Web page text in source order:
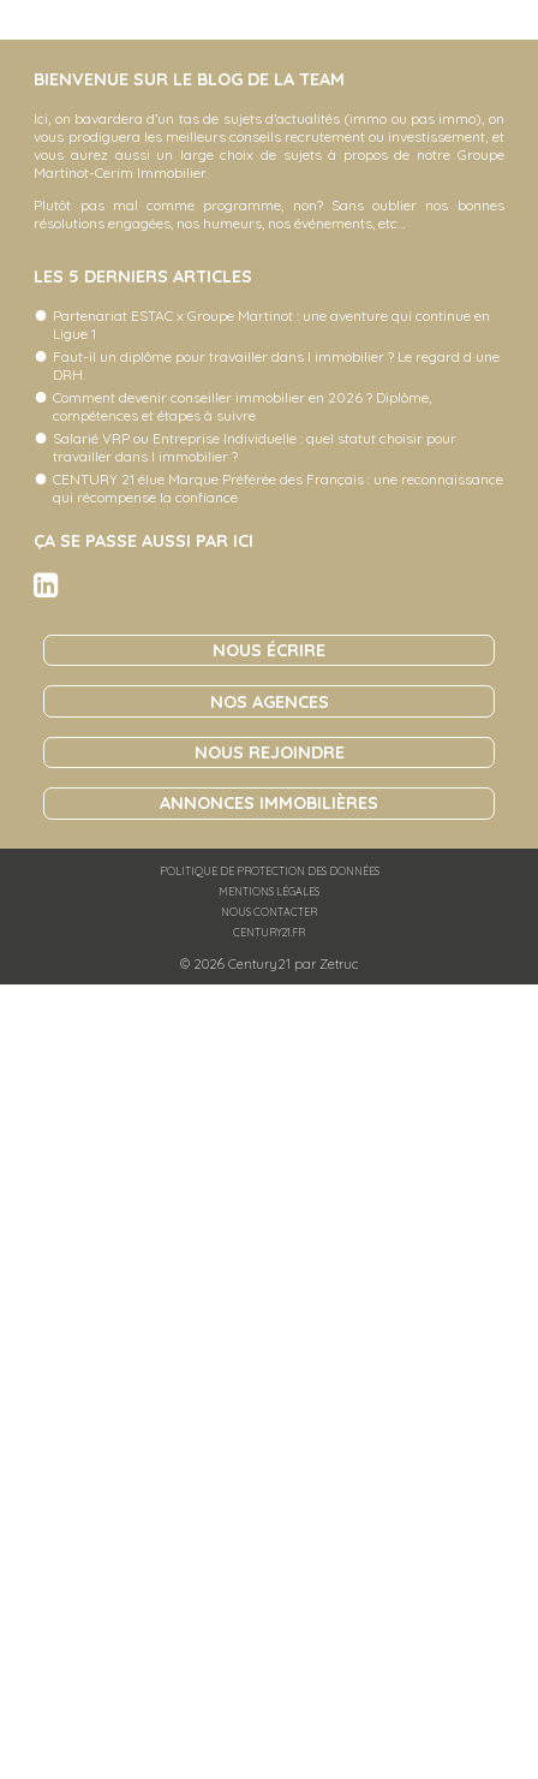
BIENVENUE SUR LE BLOG DE LA TEAM
Ici, on bavardera d’un tas de sujets d’actualités (immo ou pas immo), on
vous prodiguera les meilleurs conseils recrutement ou investissement, et
vous aurez aussi un large choix de sujets à propos de notre Groupe
Martinot-Cerim Immobilier.
Plutôt pas mal comme programme, non? Sans oublier nos bonnes
résolutions engagées, nos humeurs, nos événements, etc…
LES 5 DERNIERS ARTICLES
Partenariat ESTAC x Groupe Martinot : une aventure qui continue en
Ligue 1
Faut-il un diplôme pour travailler dans l immobilier ? Le regard d une
DRH.
Comment devenir conseiller immobilier en 2026 ? Diplôme,
compétences et étapes à suivre
Salarié VRP ou Entreprise Individuelle : quel statut choisir pour
travailler dans l immobilier ?
CENTURY 21 élue Marque Préférée des Français : une reconnaissance
qui récompense la confiance
ÇA SE PASSE AUSSI PAR ICI
NOUS ÉCRIRE
NOS AGENCES
NOUS REJOINDRE
ANNONCES IMMOBILIÈRES
POLITIQUE DE PROTECTION DES DONNÉES
MENTIONS LÉGALES
NOUS CONTACTER
CENTURY21.FR
© 2026 Century21 par Zetruc